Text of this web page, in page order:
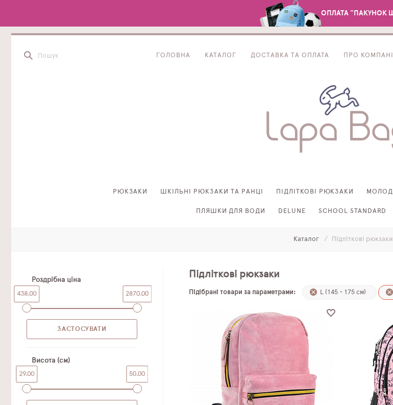
ОПЛАТА "ПАКУНОК
ГОЛОВНА КАТАЛОГ ДОСТАВКА ТА ОПЛАТА ПРО
РЮКЗАКИ ШКІЛЬНІ РЮКЗАКИ ТА РАНЦІ ПІДЛІТКОВІ РЮКЗАКИ
ПЛЯШКИ ДЛЯ ВОДИ DELUNE SCHOOL STANDARD
Каталог Підліткові рюкзаки
Роздрібна ціна
438.00 2870.00
Висота (см)
29.00 50.00
Підліткові рюкзаки
Підібрані товари за параметрами: L (145 - 175 см)